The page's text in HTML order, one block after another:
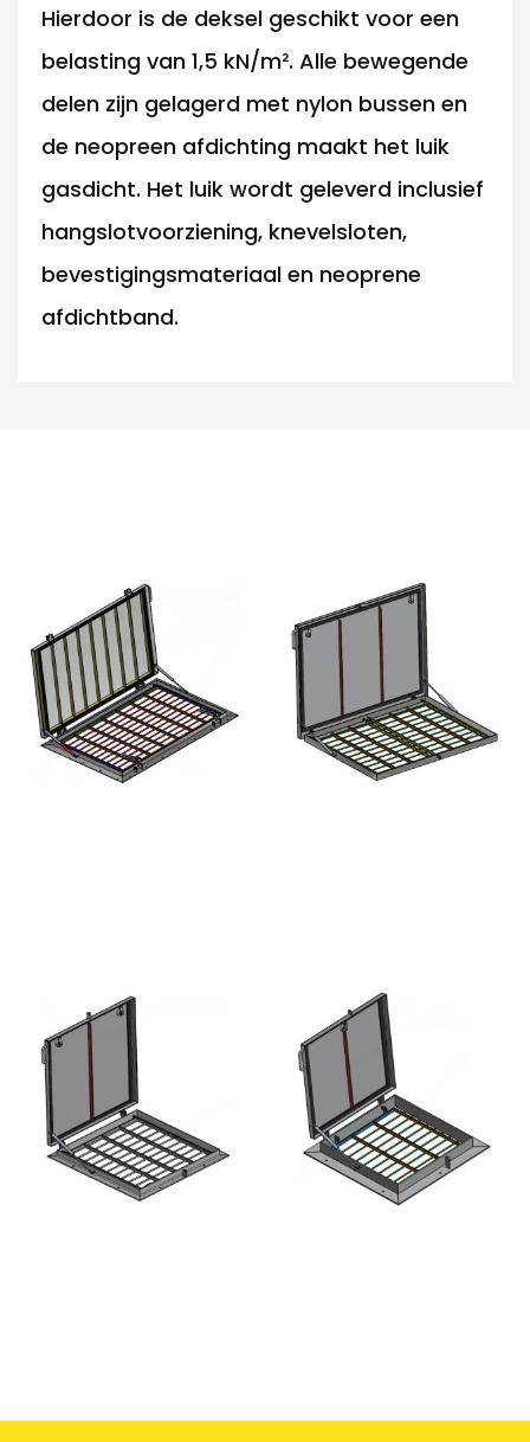
Hierdoor is de deksel geschikt voor een
belasting van 1,5 kN/m². Alle bewegende
delen zijn gelagerd met nylon bussen en
de neopreen afdichting maakt het luik
gasdicht. Het luik wordt geleverd inclusief
hangslotvoorziening, knevelsloten,
bevestigingsmateriaal en neoprene
afdichtband.